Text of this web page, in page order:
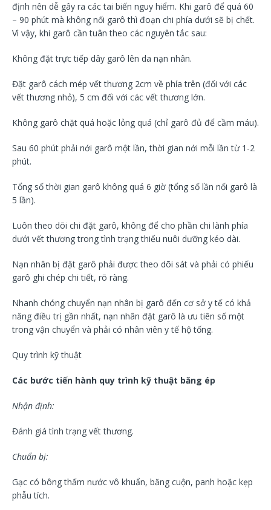
định nên dễ gây ra các tai biến nguy hiểm. Khi garô để quá 60
– 90 phút mà không nối garô thì đoạn chi phía dưới sẽ bị chết.
Vì vậy, khi garô cần tuân theo các nguyên tắc sau:
Không đặt trực tiếp dây garô lên da nạn nhân.
Đặt garô cách mép vết thương 2cm về phía trên (đối với các
vết thương nhỏ), 5 cm đối với các vết thương lớn.
Không garô chặt quá hoặc lỏng quá (chỉ garô đủ để cầm máu).
Sau 60 phút phải nới garô một lần, thời gian nới mỗi lần từ 1-2
phút.
Tổng số thời gian garô không quá 6 giờ (tổng số lần nối garô là
5 lần).
Luôn theo dõi chi đặt garô, không để cho phần chi lành phía
dưới vết thương trong tình trạng thiếu nuôi dưỡng kéo dài.
Nạn nhân bị đặt garô phải được theo dõi sát và phải có phiếu
garô ghi chép chi tiết, rõ ràng.
Nhanh chóng chuyển nạn nhân bị garô đến cơ sở y tế có khả
năng điều trị gần nhất, nạn nhân đặt garô là ưu tiên số một
trong vận chuyển và phải có nhân viên y tế hộ tống.
Quy trình kỹ thuật
Các bước tiến hành quy trình kỹ thuật băng ép
Nhận định:
Đánh giá tình trạng vết thương.
Chuẩn bị:
Gạc có bông thấm nước vô khuẩn, băng cuộn, panh hoặc kẹp
phẫu tích.